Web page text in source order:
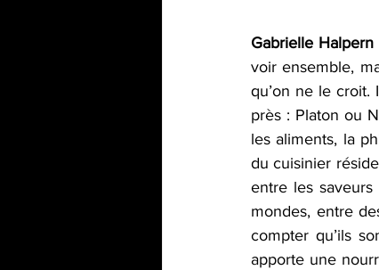
Gabrielle Halpern
voir ensemble,
qu’on ne le croit.
près : Platon ou
les aliments, la
du cuisinier
entre les
mondes, entre
compter qu’ils
apporte une